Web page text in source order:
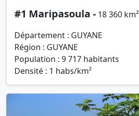
#1 Maripasoula - 18 360 km²
Département : GUYANE
Région : GUYANE
Population : 9 717 habitants
Densité : 1 habs/km²